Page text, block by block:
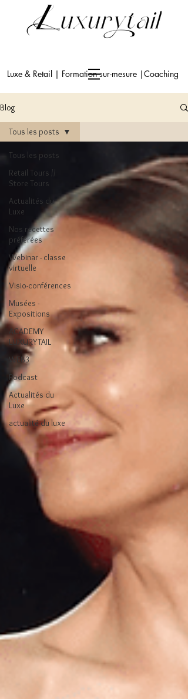
Luxe & Retail | Formation sur-mesure |Coaching
Blog
Tous les posts
Retail Tours //
Store Tours
Actualités du
Luxe
Nos recettes
préférées
Webinar - classe
virtuelle
Visio-conférences
Musées -
Expositions
ACADEMY
LUXURYTAIL
WEB3
Podcast
Actualités du
Luxe
actualité du luxe
Tous les posts